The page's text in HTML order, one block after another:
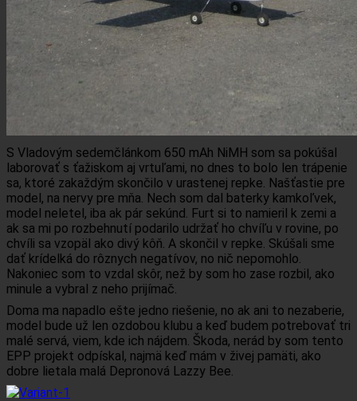
S Vladovým sedemčlánkom 650 mAh NiMH som sa pokúšal
laborovať s ťažiskom aj vrtuľami, no dnes to bolo len trápenie
sa, ktoré zakaždým skončilo v urastenej repke. Našťastie pre
model, na nervy pre mňa. Nech som dal baterky kamkoľvek,
model neletel, iba ak pár sekúnd. Furt si to namieril k zemi a
ak sa mi po rozbehnutí podarilo udržať ho chvíľu v rovine, po
chvíli sa vzopäl ako divý kôň. A skončil v repke. Skúšali sme
dať krídelká do rôznych negatívov, no nič nepomohlo.
Nakoniec som to vzdal skôr, než by som ho zase rozbil, ako
minule a vybral z neho prijímač.
Doma ma napadlo ešte jedno riešenie, no ak ani to nezaberie,
model bude už len ozdobou klubu a keď budem potrebovať tri
malé servá, viem, kde ich nájdem. Škoda, nerád by som tento
EPP projekt odpískal, najmä keď mám v živej pamäti, ako
dobre lietala malá Depronová Lazzy Bee.